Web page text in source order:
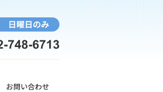
お問い合わせ